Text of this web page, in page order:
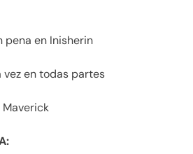
pena en Inisherin
vez en todas partes
Maverick